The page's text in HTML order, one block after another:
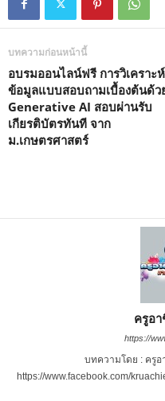
บทความก่อนหน้านี้
อบรมออนไลน์ฟรี การวิเคราะห์
ข้อมูลแบบสอบถามเบื้องต้นด้ว
Generative AI สอบผ่านรับ
เกียรติบัตรทันที จาก
ม.เกษตรศาสตร์
ครูอ
https://
บทความโดย : ครู
https://www.facebook.com/